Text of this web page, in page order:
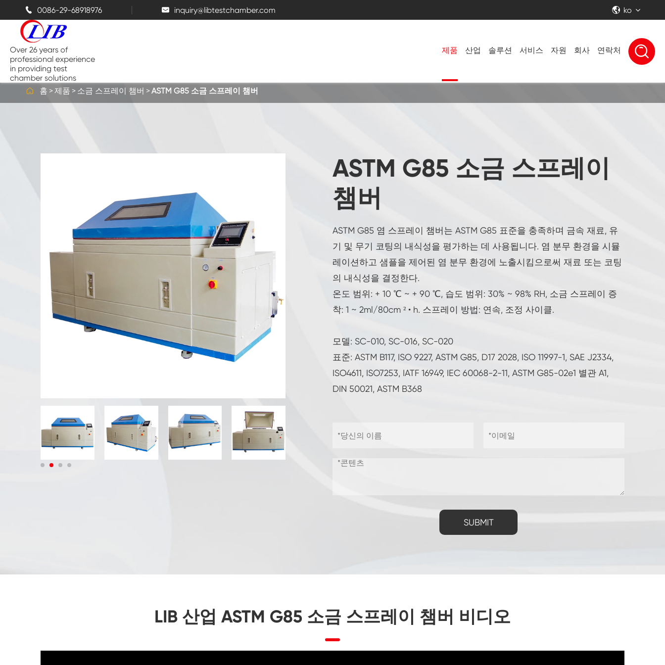
 0086-29-68918976  inquiry@libtestchamber.com  ko
Over 26 years of
professional experience
in providing test
chamber solutions
제품
벤치 탑 테스트 챔버
먼지 테스트 챔버
비 테스트 챔버
워크 인 챔버
특수 테스트 챔버
뜨거운 차가운 약실
배터리 테스트 챔버
높은 낮은 온도 테스트 챔버
극저온 챔버
환경 제어 챔버
기후 및 온도 테스트 챔버
뜨거운 차가운 온도 테스트 챔버
LV124 K-12 온도 충격 및 스플래시 물 시험 장비
폭발 방지 배터리 열 런 어웨이 챔버
선반 수명 테스트 챔버
온도 및 습도 조절 환경 조건 장치
온도 환경 시뮬레이션 챔버
산업 솔루션 서비스 자원 회사 연락처 
 홈 제품 소금 스프레이 챔버 ASTM G85 소금 스프레이 챔버
ASTM G85 소금 스프레이
챔버
ASTM G85 염 스프레이 챔버는 ASTM G85 표준을 충족하며 금속 재료, 유
기 및 무기 코팅의 내식성을 평가하는 데 사용됩니다. 염 분무 환경을 시뮬
레이션하고 샘플을 제어된 염 분무 환경에 노출시킴으로써 재료 또는 코팅
의 내식성을 결정한다.
온도 범위: + 10 ℃ ~ + 90 ℃, 습도 범위: 30% ~ 98% RH, 소금 스프레이 증
착: 1 ~ 2ml/80cm ² • h. 스프레이 방법: 연속, 조정 사이클.
모델: SC-010, SC-016, SC-020
표준: ASTM B117, ISO 9227, ASTM G85, D17 2028, ISO 11997-1, SAE J2334,
ISO4611, ISO7253, IATF 16949, IEC 60068-2-11, ASTM G85-02e1 별관 A1,
DIN 50021, ASTM B368
SUBMIT
LIB 산업 ASTM G85 소금 스프레이 챔버 비디오